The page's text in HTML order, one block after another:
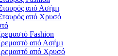
από Ασήμι
από Χρυσό
Fashion
από Ασήμι
από Χρυσό